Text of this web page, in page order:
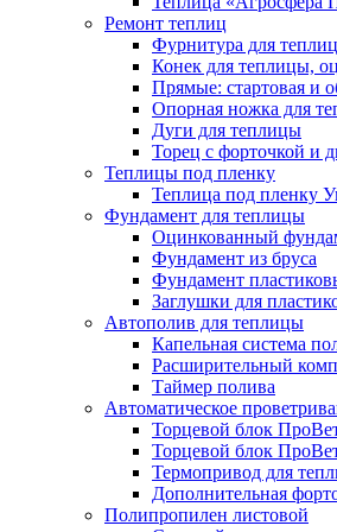
Ремонт теплиц
Фурнитура для
Конек для теплицы,
Прямые: стартовая и
Опорная ножка для
Дуги для теплицы
Торец с форточкой и
Теплицы под пленку
Теплица под пленку
Фундамент для теплицы
Оцинкованный
Фундамент из бруса
Фундамент
Заглушки для
Автополив для теплицы
Капельная система
Расширительный
Таймер полива
Автоматическое
Торцевой блок
Торцевой блок
Термопривод для
Дополнительная
Полипропилен листовой